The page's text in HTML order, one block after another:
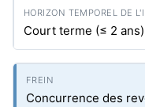
Court terme (≤ 2 ans)
Concurrence des